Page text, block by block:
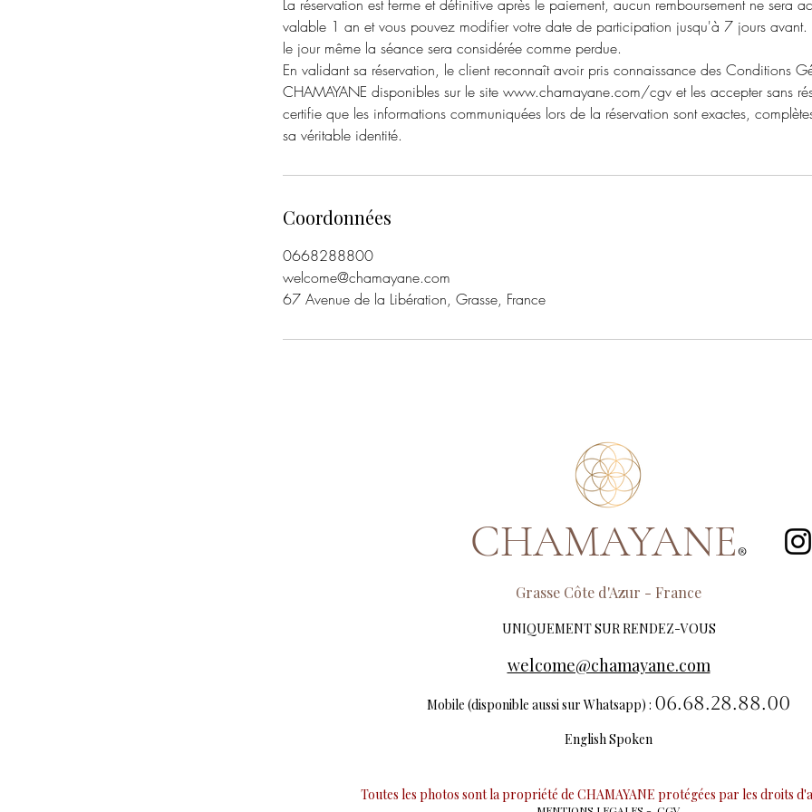
La réservation est ferme et définitive après le paiement, aucun remboursement ne sera
valable 1 an et vous pouvez modifier votre date de participation jusqu'à 7 jours avant.
le jour même la séance sera considérée comme perdue.
En validant sa réservation, le client reconnaît avoir pris connaissance des Conditions
CHAMAYANE disponibles sur le site www.chamayane.com/cgv et les accepter sans
certifie que les informations communiquées lors de la réservation sont exactes,
sa véritable identité.
Coordonnées
0668288800
welcome@chamayane.com
67 Avenue de la Libération, Grasse, France
CHAMAYANE ®
​Grasse Côte d'Azur - France
UNIQUEMENT SUR RENDEZ-VOUS
welcome@chamayane.com
Mobile (disponible aussi sur Whatsapp) : 06.68.28.88.00
English Spoken
Toutes les photos sont la propriété de CHAMAYANE protégées par les droits